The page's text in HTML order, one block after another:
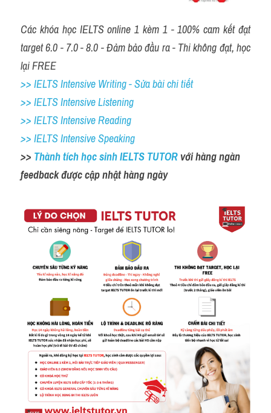
Các khóa học IELTS online 1 kèm 1 - 100% cam kết đạt
target 6.0 - 7.0 - 8.0 - Đảm bảo đầu ra - Thi không đạt, học
lại FREE
>> IELTS Intensive Writing - Sửa bài chi tiết
>> IELTS Intensive Listening
>> IELTS Intensive Reading
>> IELTS Intensive Speaking
>> Thành tích học sinh IELTS TUTOR với hàng ngàn
feedback được cập nhật hàng ngày